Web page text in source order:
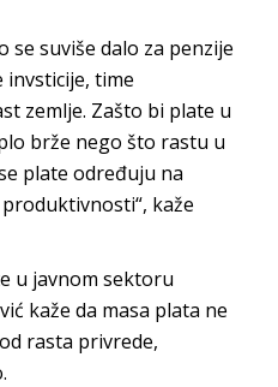
se suviše dalo za penzije
invsticije, time
zemlje. Zašto bi plate u
brže nego što rastu u
plate određuju na
kaže
u javnom sektoru
kaže da masa plata ne
rasta privrede,